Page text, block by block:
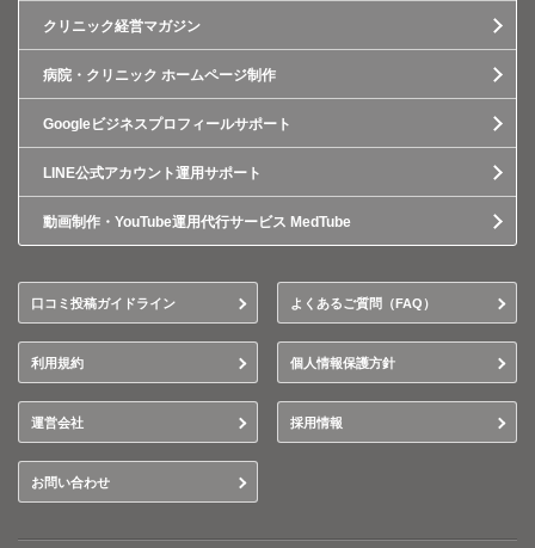
クリニック経営マガジン
病院・クリニック ホームページ制作
Googleビジネスプロフィールサポート
LINE公式アカウント運用サポート
動画制作・YouTube運用代行サービス MedTube
口コミ投稿ガイドライン よくあるご質問（FAQ）
利用規約 個人情報保護方針
運営会社 採用情報
お問い合わせ